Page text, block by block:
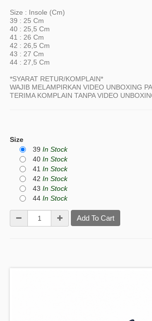
Size : Insole (cm)
39 : 25 Cm
40 : 25,5 Cm
41 : 26 Cm
42 : 26,5 Cm
43 : 27 Cm
44 : 27,5 Cm
*SYARAT RETUR/KOMPLAIN*
WAJIB MELAMPIRKAN VIDEO UNBOXING
TERIMA KOMPLAIN TANPA VIDEO
Size
39 In Stock
40 In Stock
41 In Stock
42 In Stock
43 In Stock
44 In Stock
Add To Cart